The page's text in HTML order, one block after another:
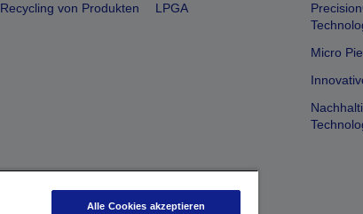
Recycling von Produkten
LPGA
Micro
Alle Cookies akzeptieren